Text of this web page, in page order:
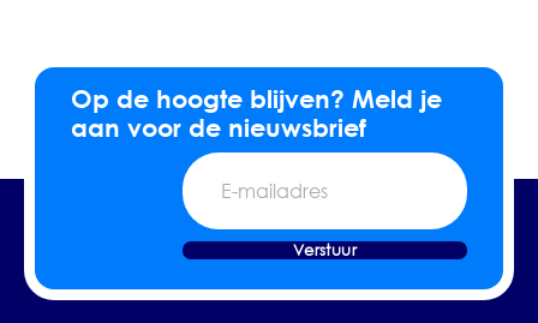
Op de hoogte blijven? Meld je
aan voor de nieuwsbrief
E-
mailadres
Verstuur